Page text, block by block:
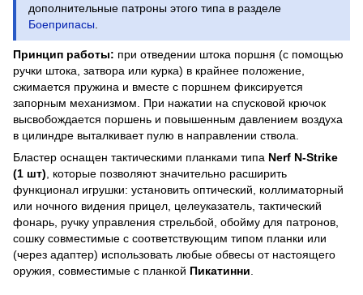
дополнительные патроны этого типа в разделе
Боеприпасы
Принцип работы: при отведении штока поршня (с помощью
ручки штока, затвора или курка) в крайнее положение,
сжимается пружина и вместе с поршнем фиксируется
запорным механизмом. При нажатии на спусковой крючок
высвобождается поршень и повышенным давлением воздуха
в цилиндре выталкивает пулю в направлении ствола.
Бластер оснащен тактическими планками типа Nerf N-Strike
(1 шт) , которые позволяют значительно расширить
функционал игрушки: установить оптический, коллиматорный
или ночного видения прицел, целеуказатель, тактический
фонарь, ручку управления стрельбой, обойму для патронов,
сошку совместимые с соответствующим типом планки или
(через адаптер) использовать любые обвесы от настоящего
оружия, совместимые с планкой Пикатинни